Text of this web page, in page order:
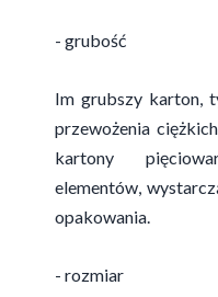
- grubość
Im grubszy karton,
przewożenia
kartony
elementów,
opakowania.
- rozmiar